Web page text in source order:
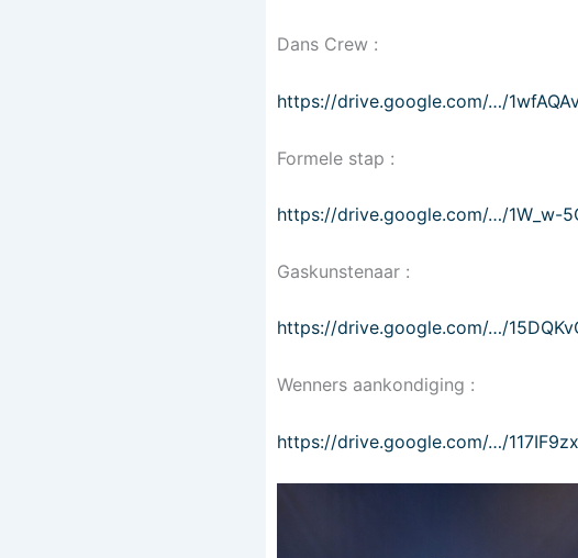
Dans Crew :
https://drive.google.com/…/
Formele stap :
https://drive.google.com/…/1W_w-
Gaskunstenaar :
https://drive.google.com/…/
Wenners aankondiging :
https://drive.google.com/…/